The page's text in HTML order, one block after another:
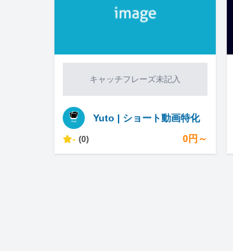
キャッチフレーズ未記入
Yuto | ショート動画特化
- (0) 0円～